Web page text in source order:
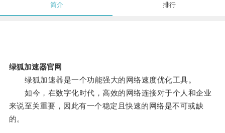
简介 排行
绿狐加速器官网
绿狐加速器是一个功能强大的网络速度优化工具。
如今，在数字化时代，高效的网络连接对于个人和企业
来说至关重要，因此有一个稳定且快速的网络是不可或缺
的。